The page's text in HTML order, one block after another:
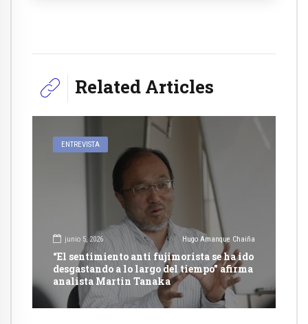
Related Articles
ENTREVISTA
junio 5, 2026 Hugo Amanque Chaiña
“El sentimiento anti fujimorista se ha ido
desgastando a lo largo del tiempo” afirma
analista Martin Tanaka